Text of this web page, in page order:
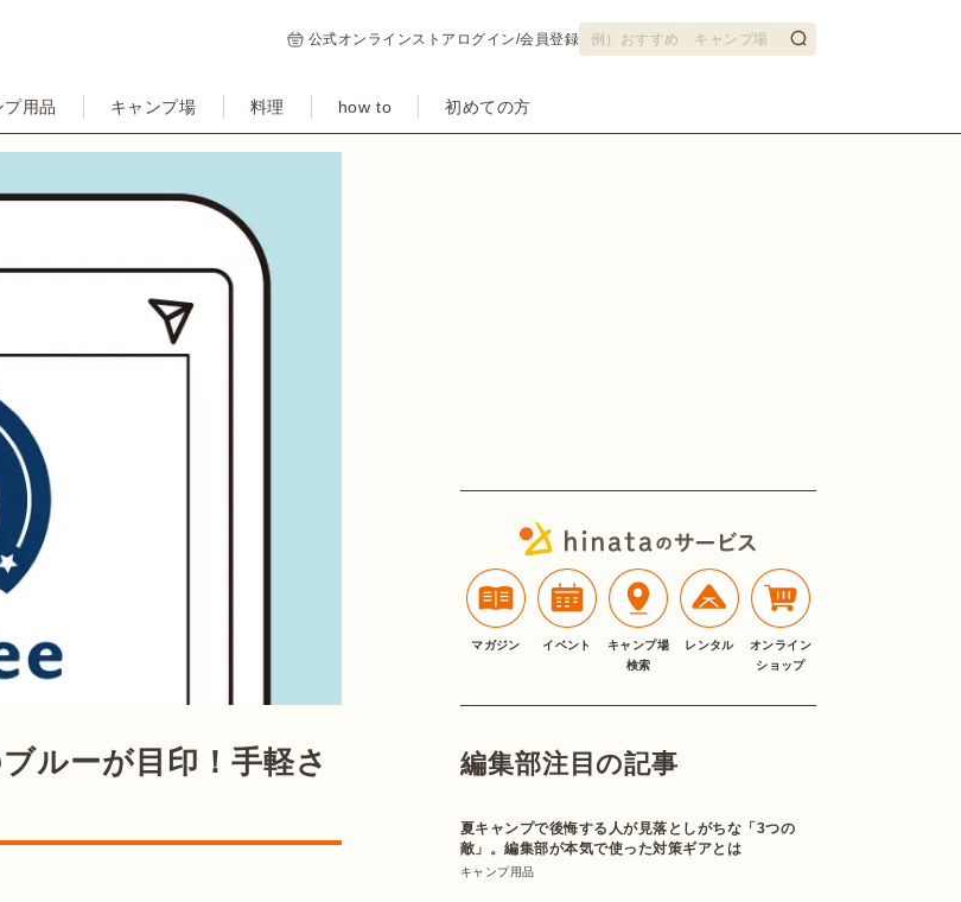
公式オンラインストア ログイン/会員登録
プ用品 キャンプ場 料理 how to 初めての方
ルーが目印！手軽さ
マガジン イベント
キャンプ場
検索
レンタル
オンライン
ショップ
編集部注目の記事
夏キャンプで後悔する人が見落としがちな「3つの
敵」。編集部が本気で使った対策ギアとは
キャンプ用品